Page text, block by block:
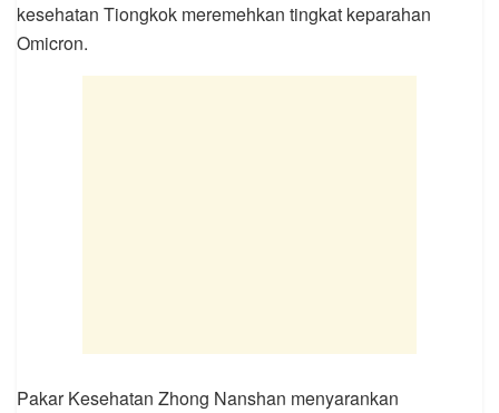
kesehatan Tiongkok meremehkan tingkat keparahan
Omicron.
Pakar Kesehatan Zhong Nanshan menyarankan